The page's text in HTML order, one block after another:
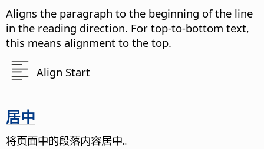
Aligns the paragraph to the beginning of the line
in the reading direction. For top-to-bottom text,
this means alignment to the top.
Align Start
居中
将页面中的段落内容居中。